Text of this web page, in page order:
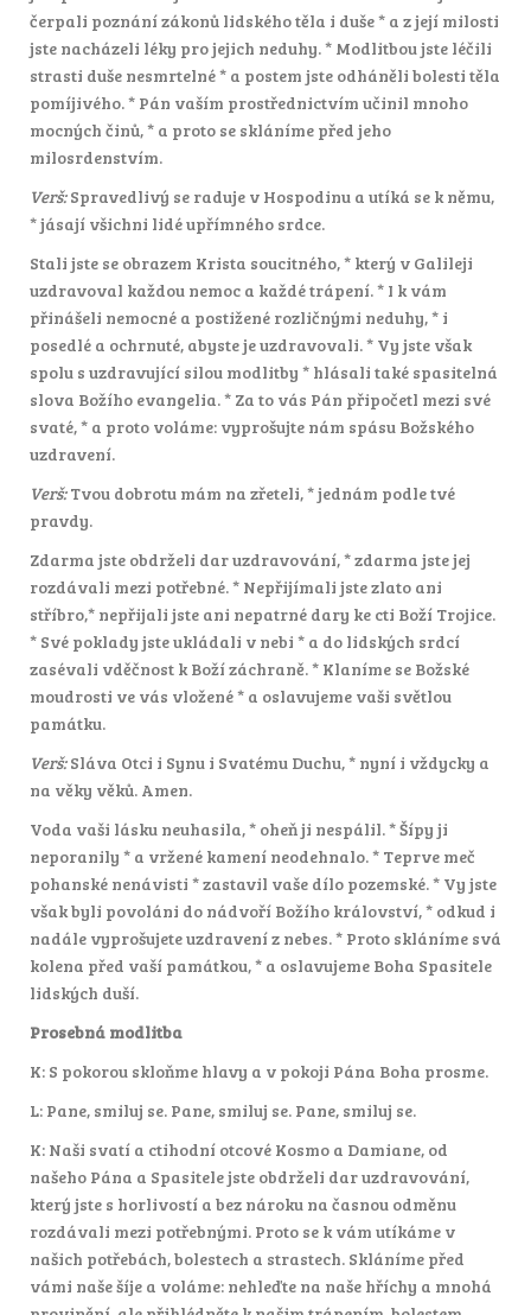
čerpali poznání zákonů lidského těla i duše * a z její milosti
jste nacházeli léky pro jejich neduhy. * Modlitbou jste léčili
strasti duše nesmrtelné * a postem jste odháněli bolesti těla
pomíjivého. * Pán vaším prostřednictvím učinil mnoho
mocných činů, * a proto se skláníme před jeho
milosrdenstvím.
Verš:Spravedlivý se raduje v Hospodinu a utíká se k němu,
* jásají všichni lidé upřímného srdce.
Stali jste se obrazem Krista soucitného, * který v Galileji
uzdravoval každou nemoc a každé trápení. * I k vám
přinášeli nemocné a postižené rozličnými neduhy, * i
posedlé a ochrnuté, abyste je uzdravovali. * Vy jste však
spolu s uzdravující silou modlitby * hlásali také spasitelná
slova Božího evangelia. * Za to vás Pán připočetl mezi své
svaté, * a proto voláme: vyprošujte nám spásu Božského
uzdravení.
Verš:Tvou dobrotu mám na zřeteli, * jednám podle tvé
pravdy.
Zdarma jste obdrželi dar uzdravování, * zdarma jste jej
rozdávali mezi potřebné. * Nepřijímali jste zlato ani
stříbro,* nepřijali jste ani nepatrné dary ke cti Boží Trojice.
* Své poklady jste ukládali v nebi * a do lidských srdcí
zasévali vděčnost k Boží záchraně. * Klaníme se Božské
moudrosti ve vás vložené * a oslavujeme vaši světlou
památku.
Verš:Sláva Otci i Synu i Svatému Duchu, * nyní i vždycky a
na věky věků. Amen.
Voda vaši lásku neuhasila, * oheň ji nespálil. * Šípy ji
neporanily * a vržené kamení neodehnalo. * Teprve meč
pohanské nenávisti * zastavil vaše dílo pozemské. * Vy jste
však byli povoláni do nádvoří Božího království, * odkud i
nadále vyprošujete uzdravení z nebes. * Proto skláníme svá
kolena před vaší památkou, * a oslavujeme Boha Spasitele
lidských duší.
Prosebná modlitba
K: S pokorou skloňme hlavy a v pokoji Pána Boha prosme.
L: Pane, smiluj se. Pane, smiluj se. Pane, smiluj se.
K: Naši svatí a ctihodní otcové Kosmo a Damiane, od
našeho Pána a Spasitele jste obdrželi dar uzdravování,
který jste s horlivostí a bez nároku na časnou odměnu
rozdávali mezi potřebnými. Proto se k vám utíkáme v
našich potřebách, bolestech a strastech. Skláníme před
vámi naše šíje a voláme: nehleďte na naše hříchy a mnohá